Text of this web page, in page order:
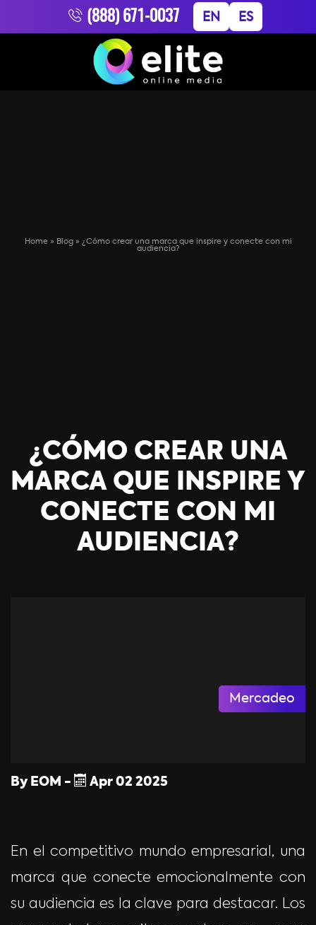
(888) 671-0037 EN ES
Home» Blog» ¿Cómo crear una marca que inspire y conecte con mi
audiencia?
¿CÓMO CREAR UNA
MARCA QUE INSPIRE Y
CONECTE CON MI
AUDIENCIA?
Mercadeo
By EOM - Apr 02 2025
En el competitivo mundo empresarial, una
marca que conecte emocionalmente con
su audiencia es la clave para destacar. Los